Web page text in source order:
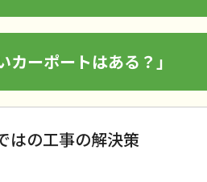
カーポートはある？」
はの工事の解決策